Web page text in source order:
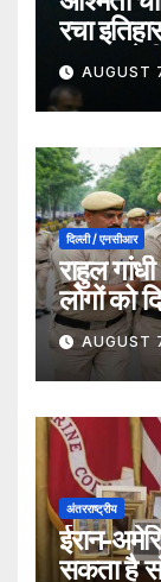
रचा
हराकर
AUGUST
दिल्ली / एनसीआर
राहुल
लोगों को
सुरक्षा
AUGUST
अंतरराष्ट्रीय
ईरान-
सकता है